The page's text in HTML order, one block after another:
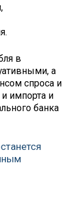
в
а
спроса и
импорта и
банка